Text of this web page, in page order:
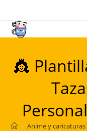
contenido
👸
> Anime y caricaturas